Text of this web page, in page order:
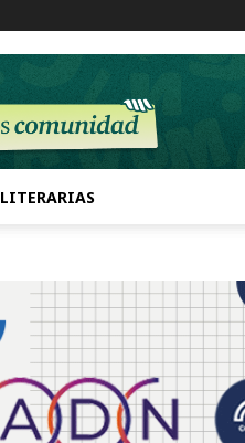
LITERARIAS